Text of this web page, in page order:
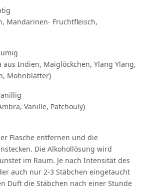
Mandarinen- Fruchtfleisch,
aus Indien, Maiglöckchen, Ylang Ylang,
Mohnblätter)
Vanille, Patchouly)
Flasche entfernen und die
Die Alkohollösung wird
im Raum. Je nach Intensität des
auch nur 2-3 Stäbchen eingetaucht
Duft die Stäbchen nach einer Stunde